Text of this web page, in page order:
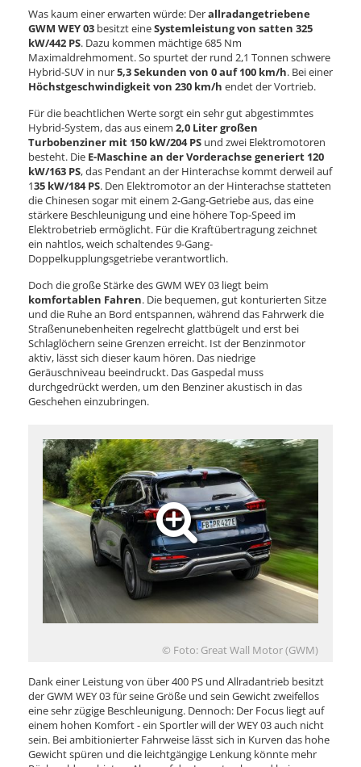
Was kaum einer erwarten würde: Derallradangetriebene
GWM WEY 03 besitzt eineSystemleistung von satten 325
kW/442 PS. Dazu kommen mächtige 685 Nm
Maximaldrehmoment. So spurtet der rund 2,1 Tonnen schwere
Hybrid-SUV in nur5,3 Sekunden von 0 auf 100 km/h. Bei einer
Höchstgeschwindigkeit von 230 km/h endet der Vortrieb.
Für die beachtlichen Werte sorgt ein sehr gut abgestimmtes
Hybrid-System, das aus einem 2,0 Liter großen
Turbobenziner mit 150 kW/204 PS und zwei Elektromotoren
besteht. Die E-Maschine an der Vorderachse generiert 120
kW/163 PS, das Pendant an der Hinterachse kommt derweil auf
135 kW/184 PS. Den Elektromotor an der Hinterachse statteten
die Chinesen sogar mit einem 2-Gang-Getriebe aus, das eine
stärkere Beschleunigung und eine höhere Top-Speed im
Elektrobetrieb ermöglicht. Für die Kraftübertragung zeichnet
ein nahtlos, weich schaltendes 9-Gang-
Doppelkupplungsgetriebe verantwortlich.
Doch die große Stärke des GWM WEY 03 liegt beim
komfortablen Fahren. Die bequemen, gut konturierten Sitze
und die Ruhe an Bord entspannen, während das Fahrwerk die
Straßenunebenheiten regelrecht glattbügelt und erst bei
Schlaglöchern seine Grenzen erreicht. Ist der Benzinmotor
aktiv, lässt sich dieser kaum hören. Das niedrige
Geräuschniveau beeindruckt. Das Gaspedal muss
durchgedrückt werden, um den Benziner akustisch in das
Geschehen einzubringen.
© Foto: Great Wall Motor (GWM)
Dank einer Leistung von über 400 PS und Allradantrieb besitzt
der GWM WEY 03 für seine Größe und sein Gewicht zweifellos
eine sehr zügige Beschleunigung. Dennoch: Der Focus liegt auf
einem hohen Komfort - ein Sportler will der WEY 03 auch nicht
sein. Bei ambitionierter Fahrweise lässt sich in Kurven das hohe
Gewicht spüren und die leichtgängige Lenkung könnte mehr